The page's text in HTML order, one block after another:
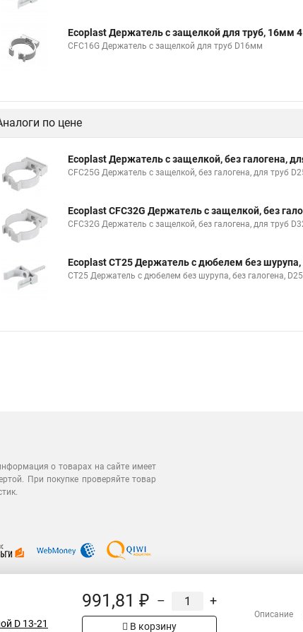
Ecoplast Держатель с защелкой для труб, 16мм
CFC16G Держатель с защелкой для труб D16мм
по цене
Ecoplast Держатель с защелкой, без галогена,
CFC25G Держатель с защелкой, без галогена, для труб
Ecoplast CFC32G Держатель с защелкой, без
CFC32G Держатель с защелкой, без галогена, для труб
Ecoplast СT25 Держатель с дюбелем без шурупа,
СT25 Держатель с дюбелем без шурупа, без галогена,
о товарах на сайте имеет
При покупке проверяйте товар
D 13-21
991,81 ₽ – +
В корзину
Описание